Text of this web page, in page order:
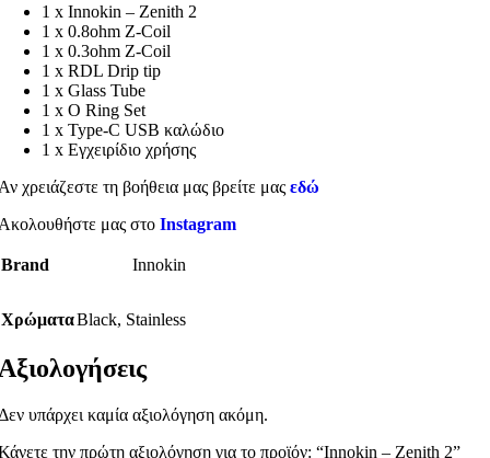
1 x Innokin – Zenith 2
1 x 0.8ohm Z-Coil
1 x 0.3ohm Z-Coil
1 x RDL Drip tip
1 x Glass Tube
1 x O Ring Set
1 x Type-C USB καλώδιο
1 x Εγχειρίδιο χρήσης
χρειάζεστε τη βοήθεια μας βρείτε μας εδώ
μας στο Instagram
Brand Innokin
ΧρώματαBlack, Stainless
υπάρχει καμία αξιολόγηση ακόμη.
την πρώτη αξιολόγηση για το προϊόν: “Innokin – Zenith 2”